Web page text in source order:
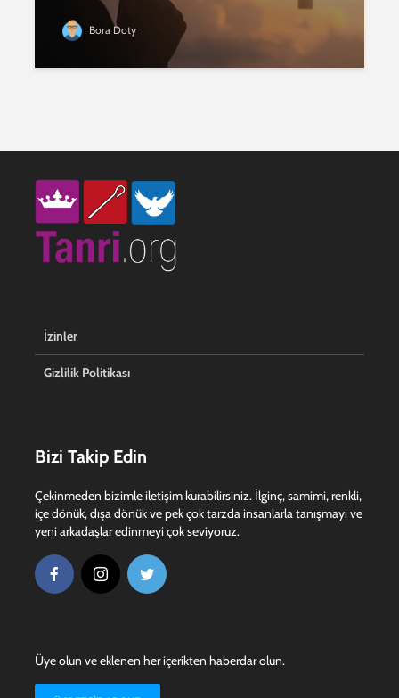
Bora Doty
İzinler
Gizlilik Politikası
Bizi Takip Edin
Çekinmeden bizimle iletişim kurabilirsiniz. İlginç, samimi, renkli,
içe dönük, dışa dönük ve pek çok tarzda insanlarla tanışmayı ve
yeni arkadaşlar edinmeyi çok seviyoruz.
Üye olun ve eklenen her içerikten haberdar olun.